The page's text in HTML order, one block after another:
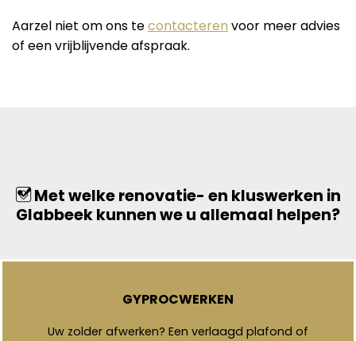
Aarzel niet om ons tecontacteren voor meer advies
of een vrijblijvende afspraak.
Met welke renovatie- en kluswerken in
Glabbeek kunnen we u allemaal helpen?
GYPROCWERKEN
Uw zolder afwerken? Een verlaagd plafond of